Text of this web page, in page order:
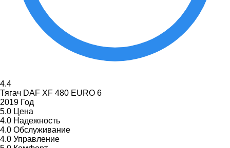
4.4
Тягач DAF XF 480 EURO 6
2019 Год
5.0 Цена
4.0 Надежность
4.0 Обслуживание
4.0 Управление